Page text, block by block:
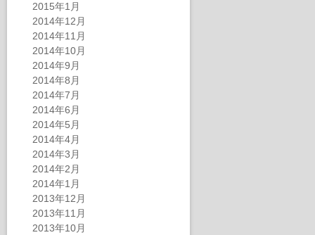
2015年1月
2014年12月
2014年11月
2014年10月
2014年9月
2014年8月
2014年7月
2014年6月
2014年5月
2014年4月
2014年3月
2014年2月
2014年1月
2013年12月
2013年11月
2013年10月